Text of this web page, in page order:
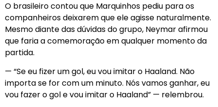
O brasileiro contou que Marquinhos pediu para os
companheiros deixarem que ele agisse naturalmente.
Mesmo diante das dúvidas do grupo, Neymar afirmou
que faria a comemoração em qualquer momento da
partida.
— “Se eu fizer um gol, eu vou imitar o Haaland. Não
importa se for com um minuto. Nós vamos ganhar, eu
vou fazer o gol e vou imitar o Haaland” — relembrou.